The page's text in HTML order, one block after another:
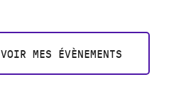
VOIR MES ÉVÈNEMENTS